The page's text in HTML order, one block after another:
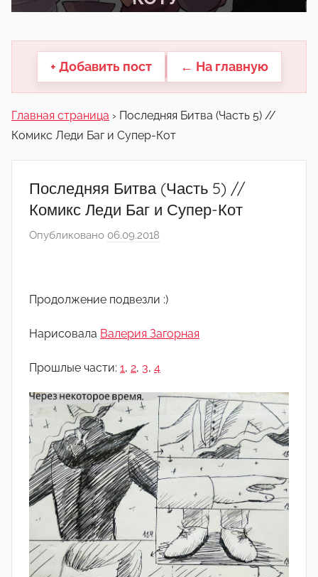
другие.
+ Добавить пост ← На главную
Главная страница › Последняя Битва (Часть 5) //
Комикс Леди Баг и Супер-Кот
Последняя Битва (Часть 5) //
Комикс Леди Баг и Супер-Кот
Опубликовано 06.09.2018
т
Продолжение подвезли :)
Нарисовала Валерия Загорная
Прошлые части: 1, 2, 3, 4